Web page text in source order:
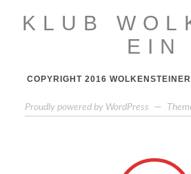
KLUB
EIN
COPYRIGHT 2016
Proudly powered by WordPress —